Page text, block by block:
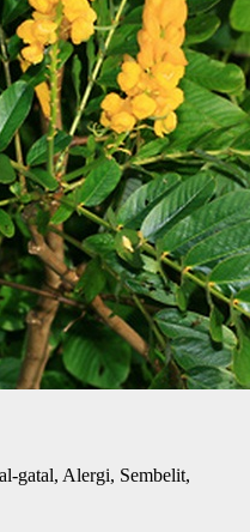
gatal, Alergi, Sembelit,